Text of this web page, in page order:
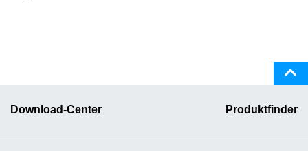
Download-Center Produktfinder